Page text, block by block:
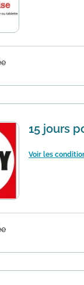
son offre de
15 jours
Voir les
toute commande